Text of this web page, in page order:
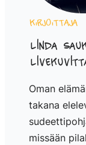
Kirjoittaja
Linda
Oman
takana
missään